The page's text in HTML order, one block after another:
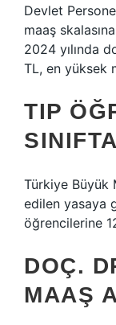
Devlet
maaş
2024 yılında
TL, en yüksek
TIP
Türkiye Büyük
edilen yasaya
öğrencilerine
DOÇ.
MAAŞ